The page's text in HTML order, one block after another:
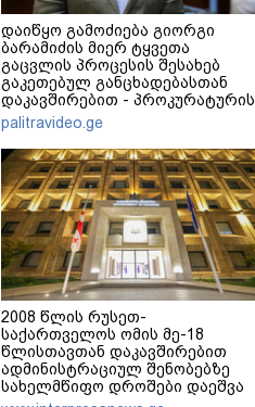
დაიწყო გამოძიება გიორგი
ბარამიძის მიერ ტყვეთა
გაცვლის პროცესის შესახებ
გაკეთებულ განცხადებასთან
დაკავშირებით - პროკურატურის
განცხადება
palitravideo.ge
2008 წლის რუსეთ-
საქართველოს ომის მე-18
წლისთავთან დაკავშირებით
ადმინისტრაციულ შენობებზე
სახელმწიფო დროშები დაეშვა